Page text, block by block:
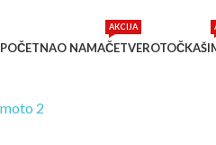
POČETNAO NAMAČETVEROTOČKAŠI
AKCIJA